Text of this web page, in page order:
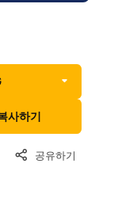
사하기
공유하기